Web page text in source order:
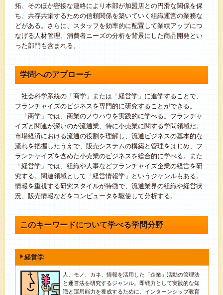
拓、そのほか密接な連絡により本部が加盟店との円滑な関係を保
ち、共存共栄するための信頼関係を築いていく組織運営の業務な
どがある。さらに、スタッフを効率的に配置して業績アップにつ
なげる人材管理、消費者ニーズの分析を背景にした商品開発とい
った部門も含まれる。
学問へのアプローチ
社会科学系統の「商学」または「経営学」に進学することで、
フランチャイズのビジネスを専門的に研究することができる。
「商学」では、商業のノウハウを実践的に学べる。フランチャ
イズと関連が深いのが流通業、特に小売業に関する学問領域だ。
市場経済における流通の役割を理解し、流通ビジネスの基本的な
流れを把握したうえで、販売システムの構築と管理をはじめ、フ
ランチャイズを含めた小売業のビジネスを総合的に学べる。また
「経営学」では、組織や人事などフランチャイズ企業の経営を研
究する。関連領域として「経営情報学」というジャンルもある。
情報を重視する研究スタイルが特徴で、流通業界の組織や経営状
況、販売情報などをコンピュータを駆使して分析する。
このキーワードについて学べる学問分野
経営学
人、モノ、カネ、情報を活用した「企業」活動の管理法
と運営法を研究するジャンル。即戦力として実践的な知
識と運用能力を養成するために、インターンシップ教育